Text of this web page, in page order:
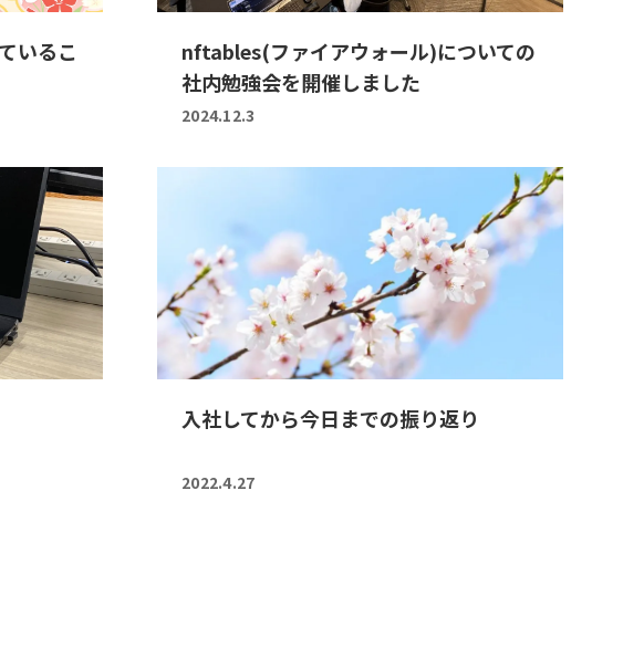
いるこ
nftables(ファイアウォール)についての
社内勉強会を開催しました
2024.12.3
入社してから今日までの振り返り
2022.4.27